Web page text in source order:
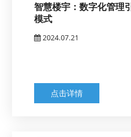
智慧楼宇：数字化管理
模式
2024.07.21
点击详情